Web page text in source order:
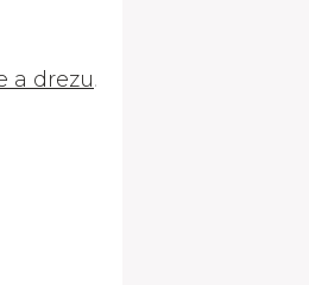
a drezu.